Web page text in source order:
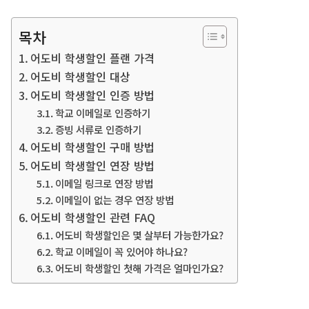
목차
어도비 학생할인 플랜 가격
어도비 학생할인 대상
어도비 학생할인 인증 방법
학교 이메일로 인증하기
증빙 서류로 인증하기
어도비 학생할인 구매 방법
어도비 학생할인 연장 방법
이메일 링크로 연장 방법
이메일이 없는 경우 연장 방법
어도비 학생할인 관련 FAQ
어도비 학생할인은 몇 살부터 가능한가요?
학교 이메일이 꼭 있어야 하나요?
어도비 학생할인 첫해 가격은 얼마인가요?